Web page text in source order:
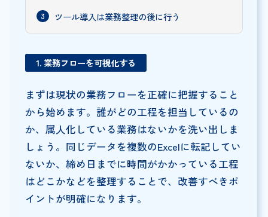
ツール導入は業務整理の後に行う
1. 業務フローを可視化する
まずは現状の業務フローを正確に把握すること
から始めます。誰がどの工程を担当しているの
か、属人化している業務はないかを洗い出しま
しょう。同じデータを複数のExcelに転記してい
ないか、締め日までに時間がかかっている工程
はどこかなどを整理することで、改善すべきポ
イントが明確になります。